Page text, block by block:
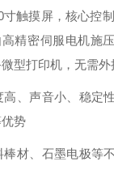
触摸屏，核心控
精密伺服电机施
型打印机，无需外
、声音小、稳定
势
材、石墨电极等